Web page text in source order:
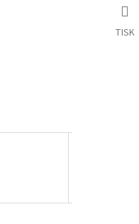
TISK